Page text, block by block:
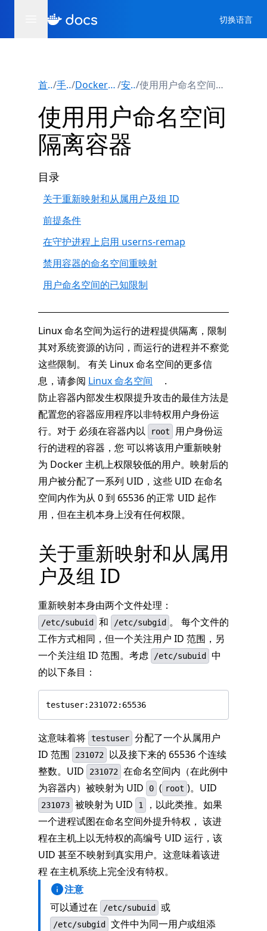
切换语言
首页/ 手册/ Docker 引擎/ 安全/ 使用用户命名空间隔离容器
使用用户命名空间
隔离容器
目录
关于重新映射和从属用户及组 ID
前提条件
在守护进程上启用 userns-remap
禁用容器的命名空间重映射
用户命名空间的已知限制
Linux 命名空间为运行的进程提供隔离，限制
其对系统资源的访问，而运行的进程并不察觉
这些限制。 有关 Linux 命名空间的更多信
息，请参阅 Linux 命名空间
.
防止容器内部发生权限提升攻击的最佳方法是
配置您的容器应用程序以非特权用户身份运
行。对于 必须在容器内以
root
用户身份运
行的进程的容器，您 可以将该用户重新映射
为 Docker 主机上权限较低的用户。映射后的
用户被分配了一系列 UID，这些 UID 在命名
空间内作为从 0 到 65536 的正常 UID 起作
用，但在主机本身上没有任何权限。
关于重新映射和从属用
户及组 ID
重新映射本身由两个文件处理：
/etc/subuid 和 /etc/subgid 。 每个文件的
工作方式相同，但一个关注用户 ID 范围，另
一个关注组 ID 范围。考虑
/etc/subuid
中
的以下条目：
testuser:231072:65536
这意味着将 testuser 分配了一个从属用户
ID 范围
231072
以及接下来的 65536 个连续
整数。UID
231072
在命名空间内（在此例中
为容器内）被映射为 UID
0 ( root )。UID
231073 被映射为 UID 1
，以此类推。如果
一个进程试图在命名空间外提升特权， 该进
程在主机上以无特权的高编号 UID 运行，该
UID 甚至不映射到真实用户。这意味着该进
程 在主机系统上完全没有特权。
注意
可以通过在
/etc/subuid 或
/etc/subgid
文件中为同一用户或组添